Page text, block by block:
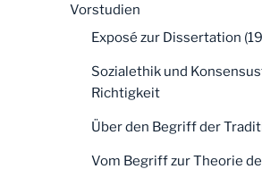
Vorstudien
Exposé zur Dissertation
Sozialethik und
Richtigkeit
Über den Begriff der
Vom Begriff zur Theorie